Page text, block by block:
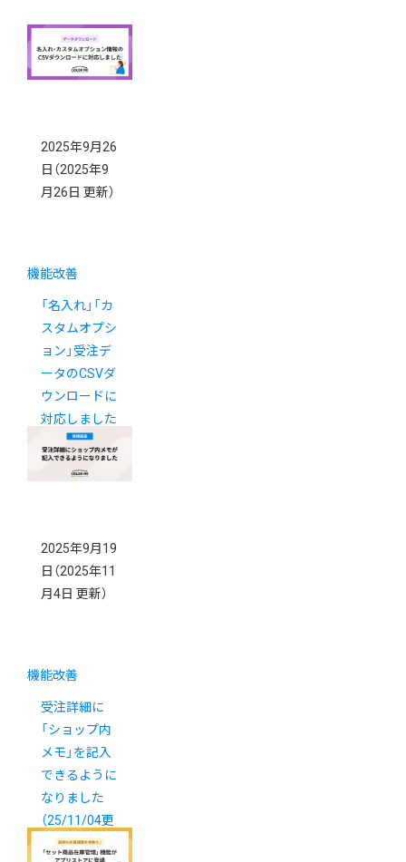
2025年9月26
日 （2025年9
月26日 更新）
機能改善
「名入れ」「カ
スタムオプシ
ョン」受注デ
ータのCSVダ
ウンロードに
対応しました
2025年9月19
日 （2025年11
月4日 更新）
機能改善
受注詳細に
「ショップ内
メモ」を記入
できるように
なりました
（25/11/04更
新）